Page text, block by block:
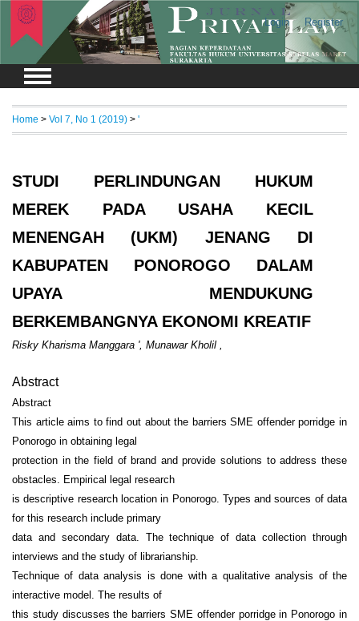
Login Register
Home > Vol 7, No 1 (2019) > '
STUDI PERLINDUNGAN HUKUM
MEREK PADA USAHA KECIL
MENENGAH (UKM) JENANG DI
KABUPATEN PONOROGO DALAM
UPAYA MENDUKUNG
BERKEMBANGNYA EKONOMI KREATIF
Risky Kharisma Manggara ', Munawar Kholil ,
Abstract
Abstract
This article aims to find out about the barriers SME offender porridge in
Ponorogo in obtaining legal
protection in the field of brand and provide solutions to address these
obstacles. Empirical legal research
is descriptive research location in Ponorogo. Types and sources of data
for this research include primary
data and secondary data. The technique of data collection through
interviews and the study of librarianship.
Technique of data analysis is done with a qualitative analysis of the
interactive model. The results of
this study discusses the barriers SME offender porridge in Ponorogo in